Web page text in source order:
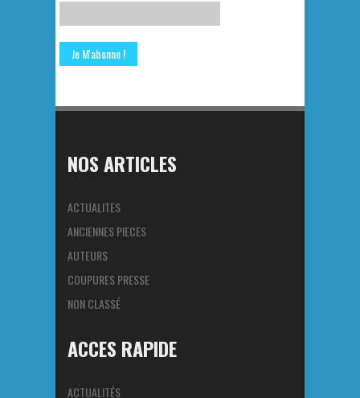
NOS ARTICLES
ACTUALITES
ANCIENNES PIECES
AUTEURS
COUPURES PRESSE
NON CLASSÉ
ACCES RAPIDE
ACTUALITÉS